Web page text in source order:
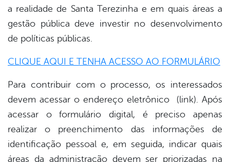
a realidade de Santa Terezinha e em quais áreas a
gestão pública deve investir no desenvolvimento
de políticas públicas.
CLIQUE AQUI E TENHA ACESSO AO FORMULÁRIO
Para contribuir com o processo, os interessados
devem acessar o endereço eletrônico (link). Após
acessar o formulário digital, é preciso apenas
realizar o preenchimento das informações de
identificação pessoal e, em seguida, indicar quais
áreas da administração devem ser priorizadas na